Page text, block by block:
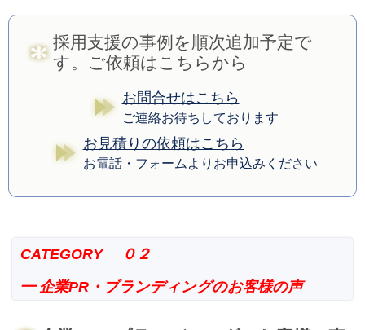
採用支援の事例を順次追加予定で
す。ご依頼はこちらから
お問合せはこちら
ご連絡お待ちしております
お見積りの依頼はこちら
お電話・フォームよりお申込みください
CATEGORY ０２
━ 企業PR・ブランディングのお客様の声